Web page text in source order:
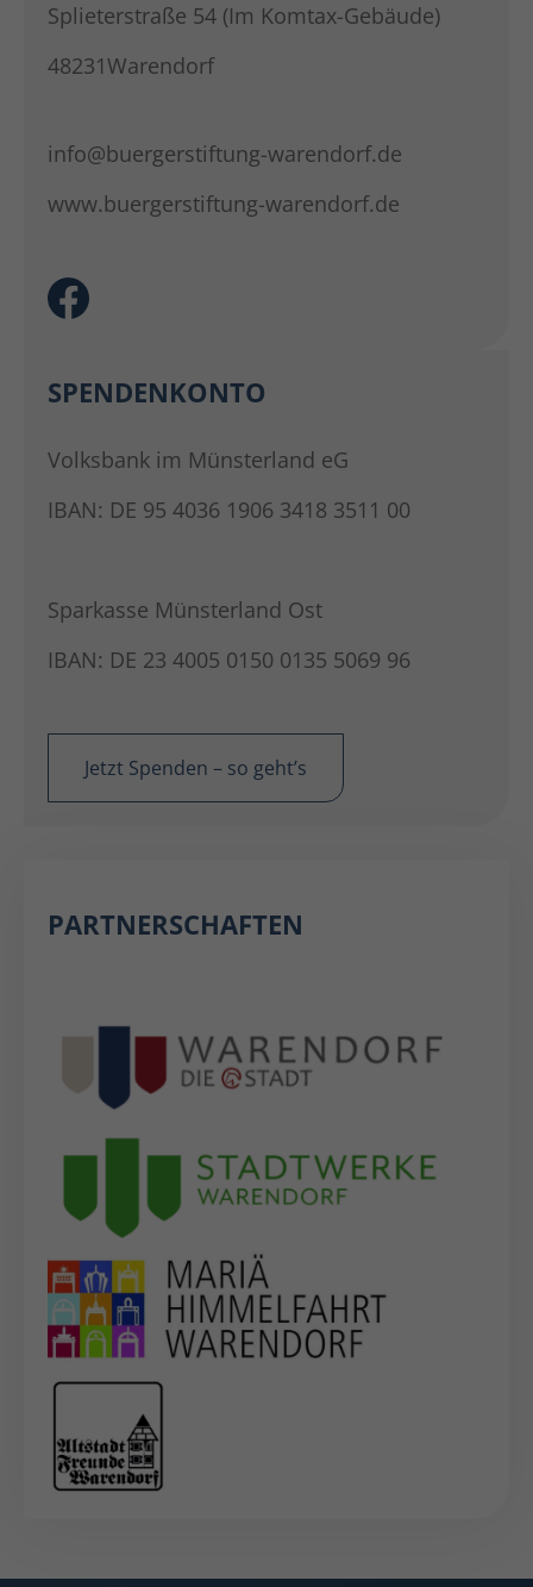
Splieterstraße 54 (Im Komtax-Gebäude)
48231Warendorf
info@buergerstiftung-warendorf.de
www.buergerstiftung-warendorf.de
SPENDENKONTO
Volksbank im Münsterland eG
IBAN: DE 95 4036 1906 3418 3511 00
Sparkasse Münsterland Ost
IBAN: DE 23 4005 0150 0135 5069 96
Jetzt Spenden – so geht’s
PARTNERSCHAFTEN